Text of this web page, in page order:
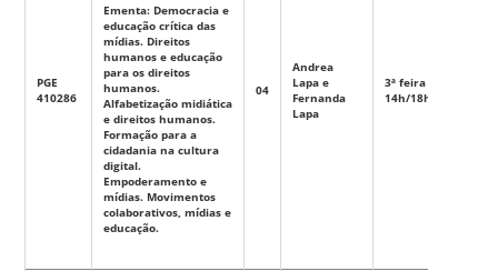
PGE
410286
Ementa: Democracia e
educação crítica das
mídias. Direitos
humanos e educação
para os direitos
humanos.
Alfabetização midiática
e direitos humanos.
Formação para a
cidadania na cultura
digital.
Empoderamento e
mídias. Movimentos
colaborativos, mídias e
educação.
04
Andrea
Lapa e
Fernanda
Lapa
3ª feira
14h/18h